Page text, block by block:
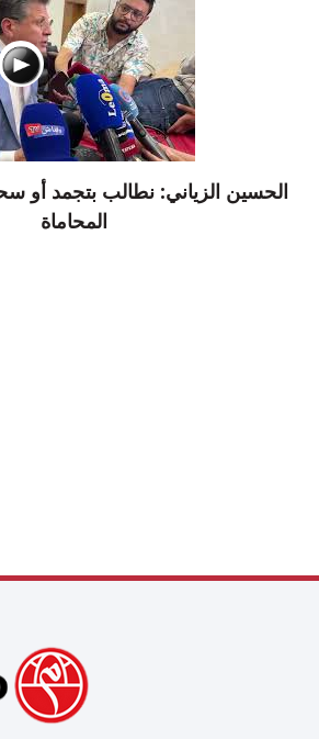
الحسين الزياني: نطالب بتجمد
المحاماة